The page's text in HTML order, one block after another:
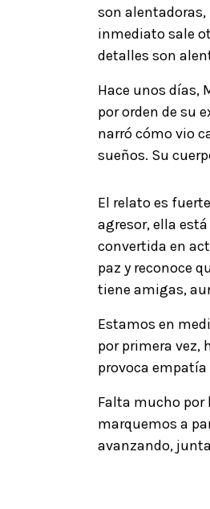
son
inmediato sale
detalles son
Hace unos días,
por orden de su
narró cómo vio
sueños. Su
El relato es
agresor, ella
convertida en
paz y reconoce
tiene amigas,
Estamos en
por primera vez,
provoca
Falta mucho por
marquemos a
avanzando,